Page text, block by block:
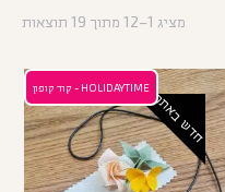
מציג 1–12 מתוך 19 תוצאות
חדש באתר
HOLIDAYTIME - קוד קופון